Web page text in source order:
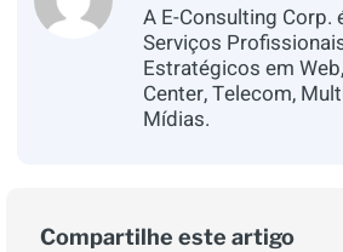
A E-Consulting Corp.
Serviços
Estratégicos em
Center, Telecom,
Mídias.
Compartilhe este artigo